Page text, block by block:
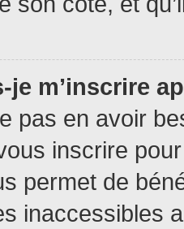
je m’inscrire
pas en avoir
inscrire
permet de
inaccessibles